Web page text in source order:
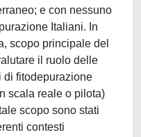
e con nessuno
Italiani. In
scopo principale del
il ruolo delle
di fitodepurazione
scala reale o pilota)
scopo sono stati
contesti